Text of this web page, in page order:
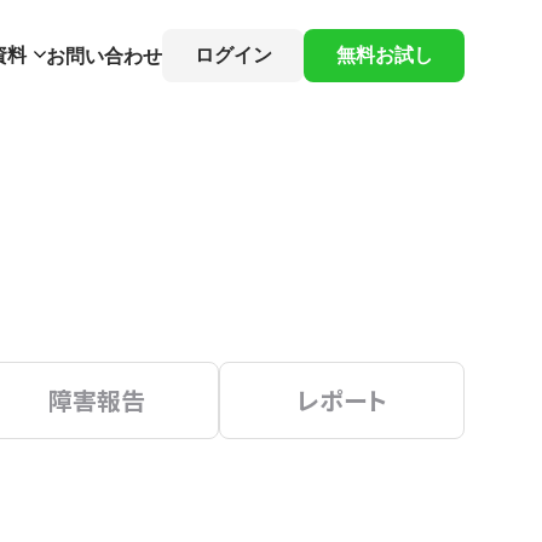
料 お問い合わせ ログイン 無料お試し
障害報告 レポート